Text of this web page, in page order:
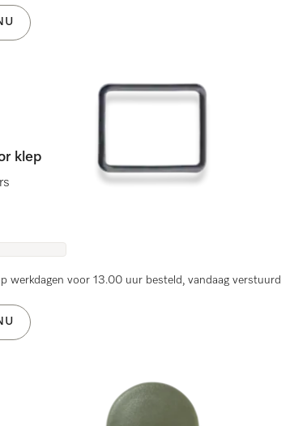
klep
werkdagen voor 13.00 uur besteld, vandaag verstuurd